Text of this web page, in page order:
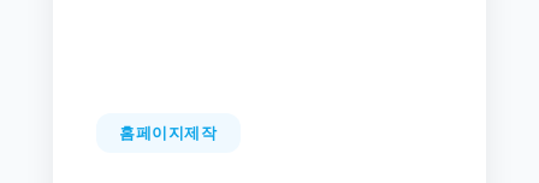
홈페이지제작